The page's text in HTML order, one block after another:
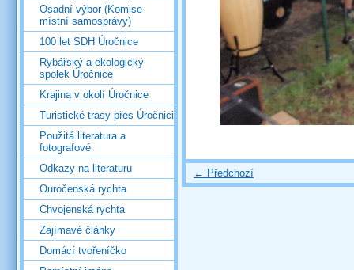
← Předchozí
Osadní výbor (Komise
místní samosprávy)
100 let SDH Úročnice
Rybářský a ekologický
spolek Úročnice
Krajina v okolí Úročnice
Turistické trasy přes Úročnici
Použitá literatura a
fotografové
Odkazy na literaturu
Ouročenská rychta
Chvojenská rychta
Zajímavé články
Domácí tvořeníčko